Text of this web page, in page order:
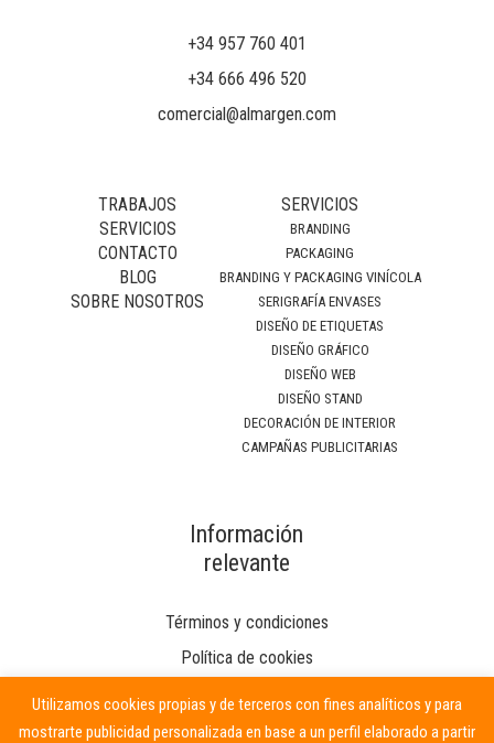
+34 957 760 401
+34 666 496 520
comercial@almargen.com
TRABAJOS
SERVICIOS
CONTACTO
BLOG
SOBRE NOSOTROS
SERVICIOS
BRANDING
PACKAGING
BRANDING Y PACKAGING VINÍCOLA
SERIGRAFÍA ENVASES
DISEÑO DE ETIQUETAS
DISEÑO GRÁFICO
DISEÑO WEB
DISEÑO STAND
DECORACIÓN DE INTERIOR
CAMPAÑAS PUBLICITARIAS
Información
relevante
Términos y condiciones
Política de cookies
Utilizamos cookies propias y de terceros con fines analíticos y para
mostrarte publicidad personalizada en base a un perfil elaborado a partir